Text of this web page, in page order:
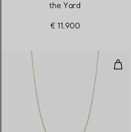
the Yard
€ 11.900